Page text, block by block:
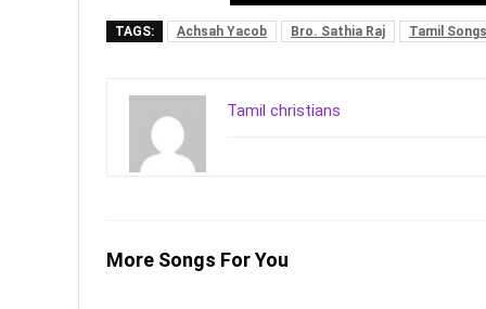
TAGS: Achsah Yacob Bro. Sathia Raj Tamil Songs
Tamil christians
More Songs For You